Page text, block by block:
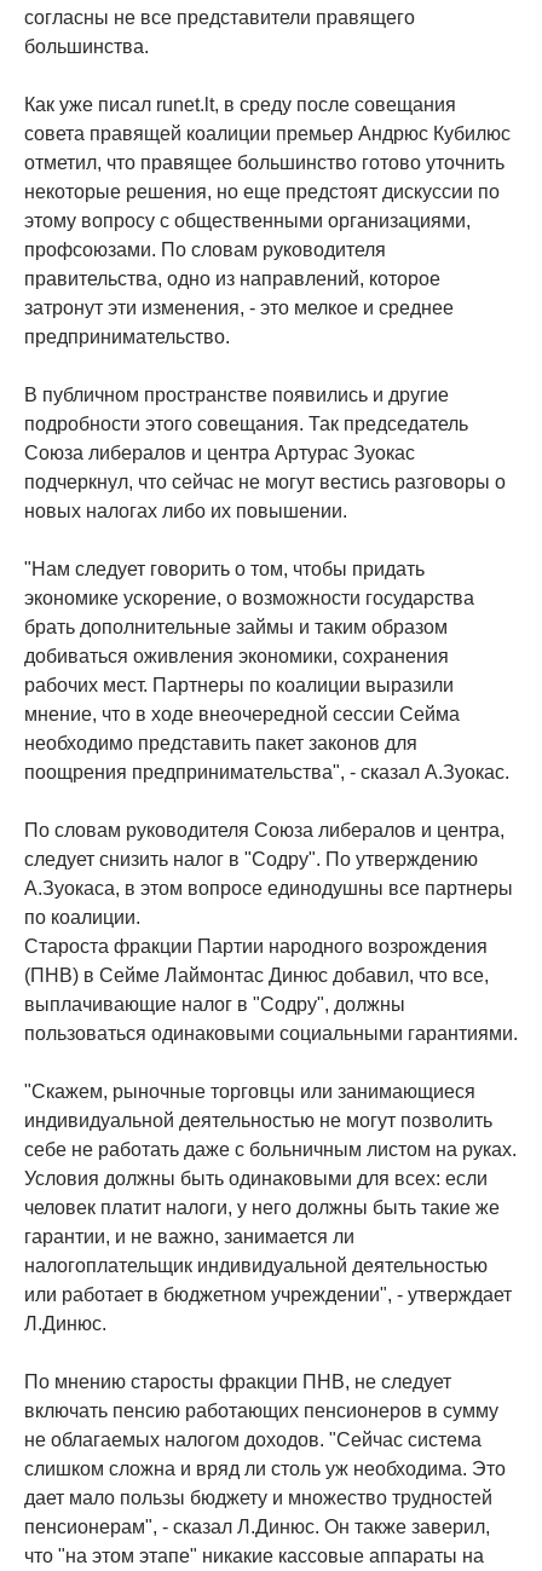
согласны не все представители правящего
большинства.
Как уже писал runet.lt, в среду после совещания
совета правящей коалиции премьер Андрюс Кубилюс
отметил, что правящее большинство готово уточнить
некоторые решения, но еще предстоят дискуссии по
этому вопросу с общественными организациями,
профсоюзами. По словам руководителя
правительства, одно из направлений, которое
затронут эти изменения, - это мелкое и среднее
предпринимательство.
В публичном пространстве появились и другие
подробности этого совещания. Так председатель
Союза либералов и центра Артурас Зуокас
подчеркнул, что сейчас не могут вестись разговоры о
новых налогах либо их повышении.
"Нам следует говорить о том, чтобы придать
экономике ускорение, о возможности государства
брать дополнительные займы и таким образом
добиваться оживления экономики, сохранения
рабочих мест. Партнеры по коалиции выразили
мнение, что в ходе внеочередной сессии Сейма
необходимо представить пакет законов для
поощрения предпринимательства", - сказал А.Зуокас.
По словам руководителя Союза либералов и центра,
следует снизить налог в "Содру". По утверждению
А.Зуокаса, в этом вопросе единодушны все партнеры
по коалиции.
Староста фракции Партии народного возрождения
(ПНВ) в Сейме Лаймонтас Динюс добавил, что все,
выплачивающие налог в "Содру", должны
пользоваться одинаковыми социальными гарантиями.
"Скажем, рыночные торговцы или занимающиеся
индивидуальной деятельностью не могут позволить
себе не работать даже с больничным листом на руках.
Условия должны быть одинаковыми для всех: если
человек платит налоги, у него должны быть такие же
гарантии, и не важно, занимается ли
налогоплательщик индивидуальной деятельностью
или работает в бюджетном учреждении", - утверждает
Л.Динюс.
По мнению старосты фракции ПНВ, не следует
включать пенсию работающих пенсионеров в сумму
не облагаемых налогом доходов. "Сейчас система
слишком сложна и вряд ли столь уж необходима. Это
дает мало пользы бюджету и множество трудностей
пенсионерам", - сказал Л.Динюс. Он также заверил,
что "на этом этапе" никакие кассовые аппараты на